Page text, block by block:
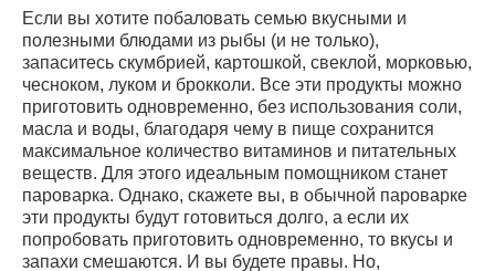
Если вы хотите побаловать семью вкусными и
полезными блюдами из рыбы (и не только),
запаситесь скумбрией, картошкой, свеклой, морковью,
чесноком, луком и брокколи. Все эти продукты можно
приготовить одновременно, без использования соли,
масла и воды, благодаря чему в пище сохранится
максимальное количество витаминов и питательных
веществ. Для этого идеальным помощником станет
пароварка. Однако, скажете вы, в обычной пароварке
эти продукты будут готовиться долго, а если их
попробовать приготовить одновременно, то вкусы и
запахи смешаются. И вы будете правы. Но,